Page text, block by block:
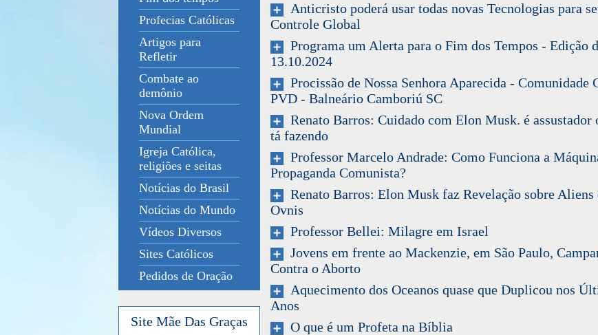
Profecias Católicas
Artigos para
Refletir
Combate ao
demônio
Nova Ordem
Mundial
Igreja Católica,
religiões e seitas
Notícias do Brasil
Notícias do Mundo
Vídeos Diversos
Sites Católicos
Pedidos de Oração
Site Mãe Das Graças
Anticristo poderá usar todas novas Tecnologias para
Controle Global
Programa um Alerta para o Fim dos Tempos - Edição
13.10.2024
Procissão de Nossa Senhora Aparecida - Comunidade
PVD - Balneário Camboriú SC
Renato Barros: Cuidado com Elon Musk. é assustador
tá fazendo
Professor Marcelo Andrade: Como Funciona a
Propaganda Comunista?
Renato Barros: Elon Musk faz Revelação sobre Aliens
Ovnis
Professor Bellei: Milagre em Israel
Jovens em frente ao Mackenzie, em São Paulo,
Contra o Aborto
Aquecimento dos Oceanos quase que Duplicou nos
Anos
O que é um Profeta na Bíblia